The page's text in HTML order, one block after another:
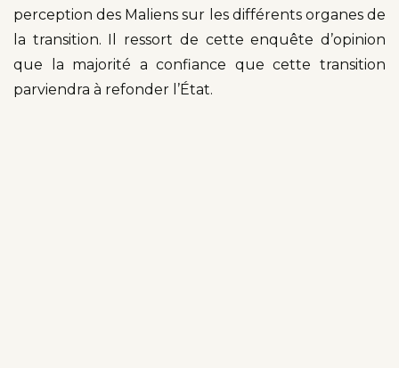
perception des Maliens sur les différents organes de
la transition. Il ressort de cette enquête d’opinion
que la majorité a confiance que cette transition
parviendra à refonder l’État.